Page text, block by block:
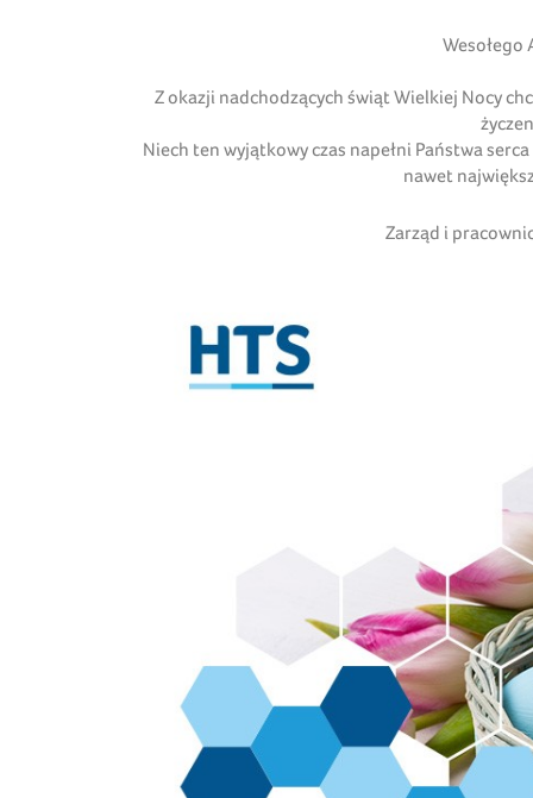
Wesołego
Z okazji nadchodzących świąt Wielkiej Nocy
Niech ten wyjątkowy czas napełni Państwa
nawet
Zarząd i